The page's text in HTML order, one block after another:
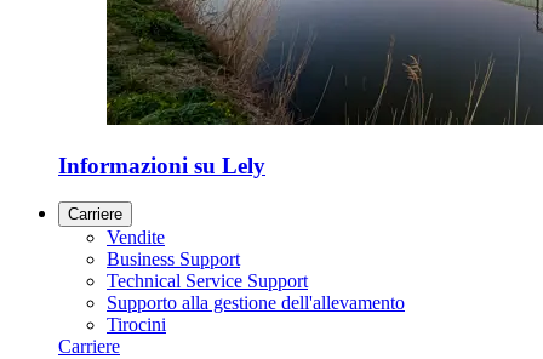
Informazioni su Lely
Carriere
Vendite
Business Support
Technical Service Support
Supporto alla gestione dell'allevamento
Tirocini
Carriere